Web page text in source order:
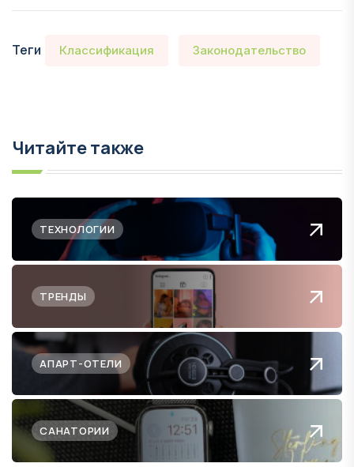
Теги Классификация Законодательство
Читайте также
ТЕХНОЛОГИИ
ТРЕНДЫ
АПАРТ-ОТЕЛИ
САНАТОРИИ